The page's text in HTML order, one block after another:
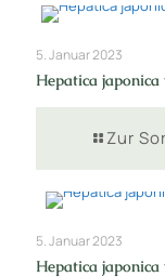
5. Januar 2023
Hepatica
Zur
5. Januar 2023
Hepatica